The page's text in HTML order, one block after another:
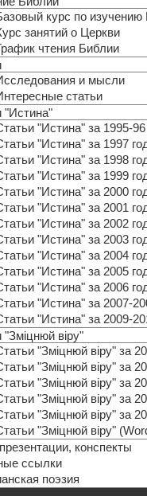
курс по изучению
занятий о Церкви
чтения Библии
и мысли
статьи
"Истина"
"Истина" за 1995-
"Истина" за 1997
"Истина" за 1998
"Истина" за 1999
"Истина" за 2000
"Истина" за 2001
"Истина" за 2002
"Истина" за 2003
"Истина" за 2004
"Истина" за 2005
"Истина" за 2006
"Истина" за 2007-
"Истина" за 2009-
"Зміцнюй віру"
"Зміцнюй віру" за
"Зміцнюй віру" за
"Зміцнюй віру" за
"Зміцнюй віру" за
"Зміцнюй віру" за
"Зміцнюй віру"
конспекты
ccылки
поэзия